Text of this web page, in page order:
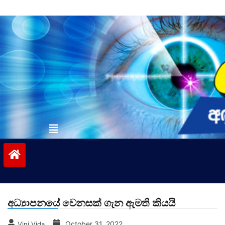
to
contentvinivida.lk
අධ්‍යාපනයේ වෙනසක් ගැන ඇමති කියයි